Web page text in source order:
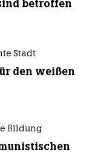
betroffen
Stadt
den weißen
Bildung